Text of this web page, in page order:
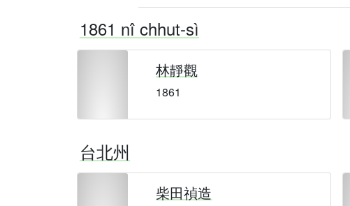
1861 nî chhut-sì
林靜觀
1861
台北州
柴田禎造